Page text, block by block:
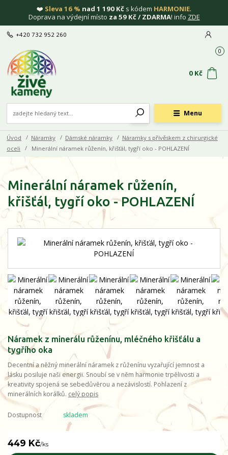
❤️ Sleva 16 % nad 1 190 Kč s kódem HARMONIE.
Doprava na výdejní místo za 59 Kč / ZDARMA! info ZDE
Menu
+420 732 952 260
0
0 Kč
Úvod Náramky Dámské náramky
Náramky s přívěskem z chirurgické
oceli
Minerální náramek růženín, křišťál, tygří oko - POHLAZENÍ
Minerální náramek růženín,
křišťál, tygří oko - POHLAZENÍ
Náramek z minerálu růženínu, mléčného křišťálu a
tygřího oka
Decentní a něžný minerální náramek z růženínu vyzařující jemnost a
lásku posiluje naši energii. Snoubí se v něm harmonie trpělivosti a
kreativity spojená se sebedůvěrou a nezávislostí. Pohlazení z
minerálních korálků. celý popis
Dostupnost skladem
449 Kč/ks